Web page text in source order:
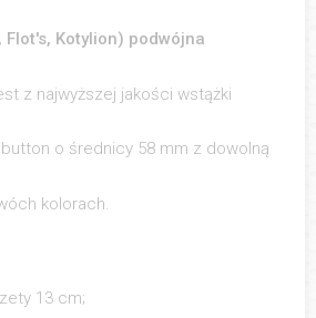
Flot's, Kotylion) podwójna
z najwyższej jakości wstążki
o średnicy 58 mm z dowolną
kolorach.
13 cm;